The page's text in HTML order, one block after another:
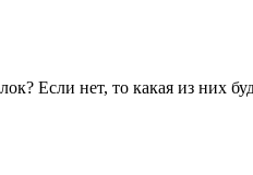
Если нет, то какая из них